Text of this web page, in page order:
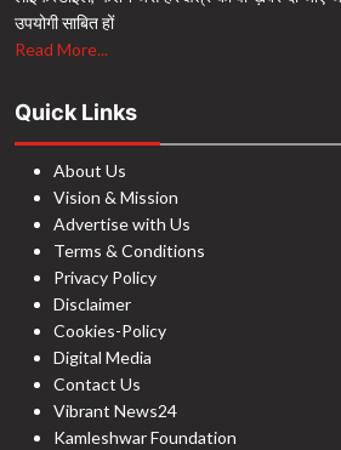
उपयोगी साबित हों
Read More...
Quick Links
About Us
Vision & Mission
Advertise with Us
Terms & Conditions
Privacy Policy
Disclaimer
Cookies-Policy
Digital Media
Contact Us
Vibrant News24
Kamleshwar Foundation